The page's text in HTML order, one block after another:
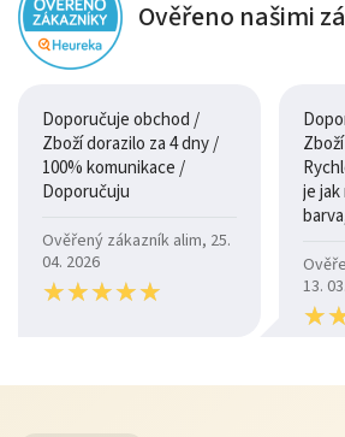
Ověřeno našimi
Doporučuje obchod /
Zboží dorazilo za 4 dny /
100% komunikace /
Doporučuju
Ověřený zákazník alim, 25.
04. 2026
★★★★★
★★★★★
Rychlé
je
13.
★
★